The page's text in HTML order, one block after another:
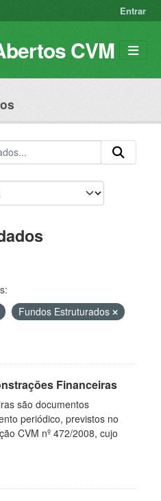
Entrar
CVM
Fundos Estruturados
Financeiras
são documentos
periódico, previstos no
CVM nº 472/2008, cujo